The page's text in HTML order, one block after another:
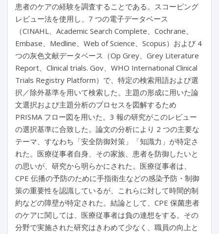
患者のケアの経験を調査することである。スコーピング
レビュー法を使用し、7 つの電子データベース
（CINAHL、Academic Search Complete、Cochrane、
Embase、Medline、Web of Science、Scopus）および 4
つの灰色文献データベース（Op Grey、Grey Literature
Report、Clinical trials. Gov、WHO International Clinical
Trials Registry Platform）で、特定の検索用語および選
択／除外基準を用いて検索した。主題の形成に用いた論
文選択および主題分析のプロセスを図解するため
PRISMA フロー図を用いた。3 報の研究がこのレビュー
の選択基準に合致した。論文の分析により 2 つの主要な
テーマ、すなわち「安全防御対策」「知識力」が特定さ
れた。医療従事者自身、その家族、患者を防御したいと
の思いが、研究から明らかにされた。医療従事者は、
CPE 伝播の予防のために手指衛生などの感染予防・制御
策の重要性を認識しているが、これらに対して時間的制
約などの障壁が特定された。結論として、CPE 保菌患者
のケアに関しては、医療従事者は負の連想をする。その
分野で実施された研究はきわめて少なく、職員の向上と